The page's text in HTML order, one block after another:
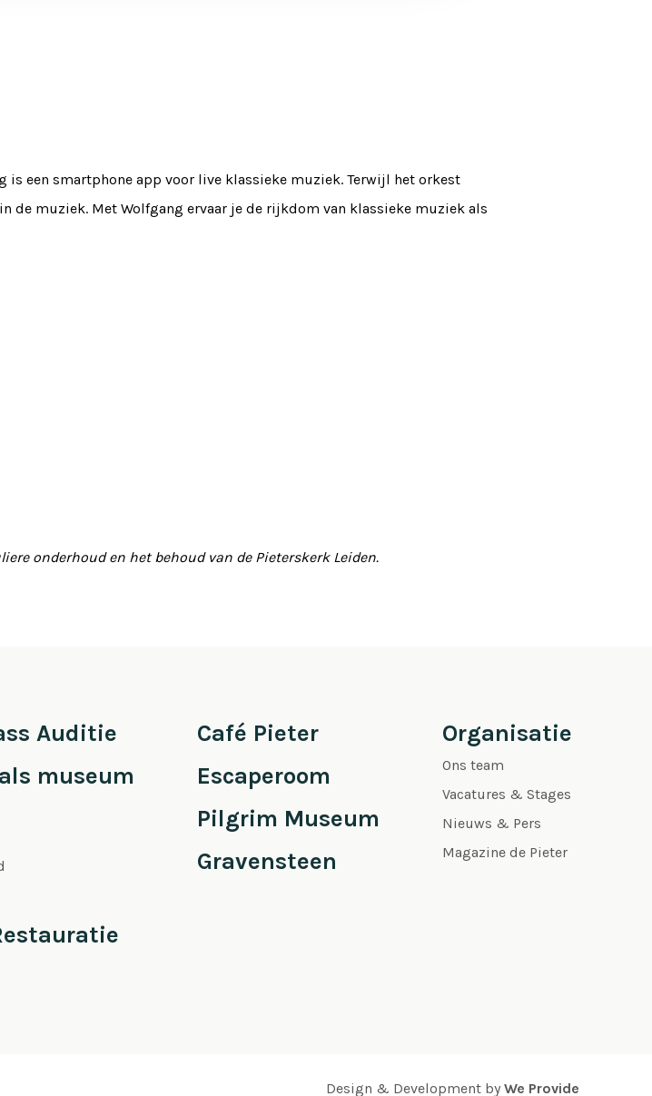
een smartphone app voor live klassieke muziek. Terwijl het orkest
de muziek. Met Wolfgang ervaar je de rijkdom van klassieke muziek als
onderhoud en het behoud van de Pieterskerk Leiden.
Auditie
museum
Café Pieter
Escaperoom
Pilgrim Museum
Gravensteen
Organisatie
Ons team
Vacatures & Stages
Nieuws & Pers
Magazine de Pieter
Design & Development by We Provide